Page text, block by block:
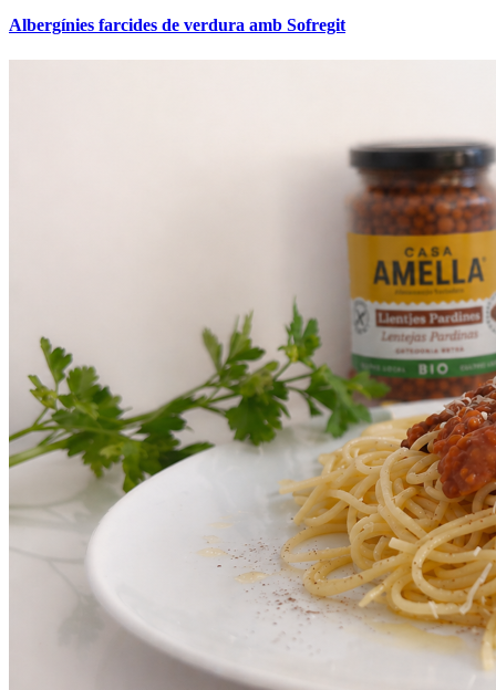
Albergínies farcides de verdura amb Sofregit